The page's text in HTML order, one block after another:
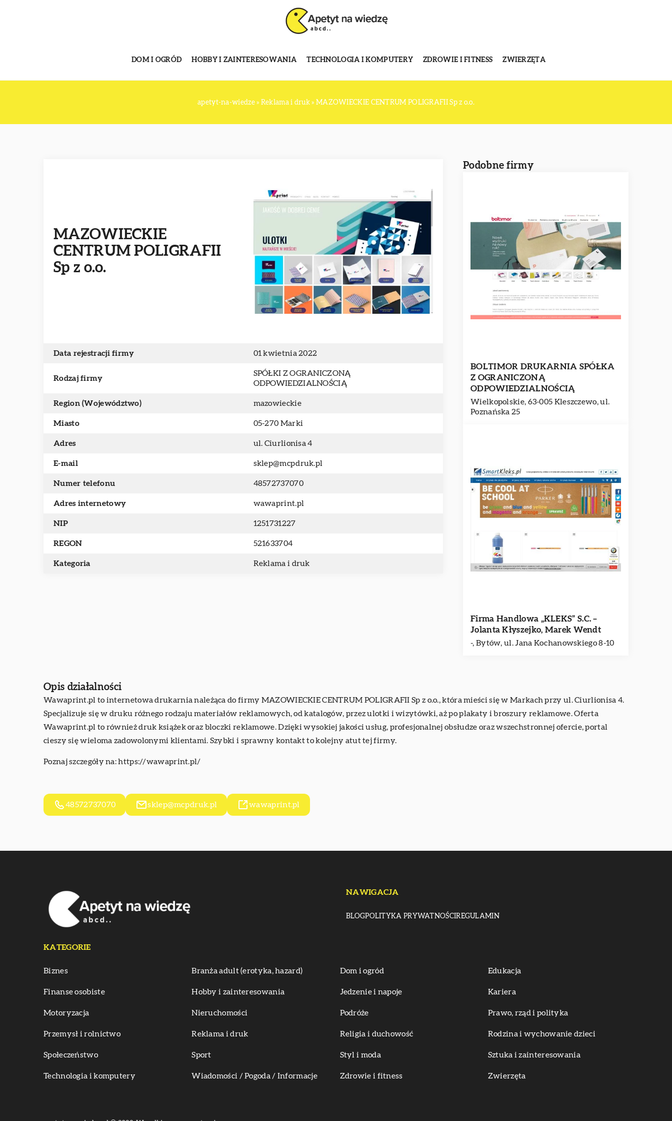
DOM I OGRÓD HOBBY I ZAINTERESOWANIA TECHNOLOGIA I KOMPUTERY ZDROWIE I FITNESS ZWIERZĘTA
apetyt-na-wiedze» Reklama i druk » MAZOWIECKIE CENTRUM POLIGRAFII Sp z o.o.
MAZOWIECKIE
CENTRUM POLIGRAFII
Sp z o.o.
Data rejestracji firmy 01 kwietnia 2022
Rodzaj firmy
SPÓŁKI Z OGRANICZONĄ
ODPOWIEDZIALNOŚCIĄ
Region (Województwo) mazowieckie
Miasto 05-270 Marki
Adres ul. Ciurlionisa 4
E-mail sklep@mcpdruk.pl
Numer telefonu 48572737070
Adres internetowy wawaprint.pl
NIP 1251731227
REGON 521633704
Kategoria Reklama i druk
Podobne firmy
BOLTIMOR DRUKARNIA SPÓŁKA
Z OGRANICZONĄ
ODPOWIEDZIALNOŚCIĄ
Wielkopolskie, 63-005 Kleszczewo, ul.
Poznańska 25
Firma Handlowa „KLEKS” S.C. –
Jolanta Kłyszejko, Marek Wendt
-, Bytów, ul. Jana Kochanowskiego 8-10
Opis działalności
Wawaprint.pl to internetowa drukarnia należąca do firmy MAZOWIECKIE CENTRUM POLIGRAFII Sp z o.o., która mieści się w Markach przy ul. Ciurlionisa 4.
Specjalizuje się w druku różnego rodzaju materiałów reklamowych, od katalogów, przez ulotki i wizytówki, aż po plakaty i broszury reklamowe. Oferta
Wawaprint.pl to również druk książek oraz bloczki reklamowe. Dzięki wysokiej jakości usług, profesjonalnej obsłudze oraz wszechstronnej ofercie, portal
cieszy się wieloma zadowolonymi klientami. Szybki i sprawny kontakt to kolejny atut tej firmy.
Poznaj szczegóły na:https://wawaprint.pl/
48572737070 sklep@mcpdruk.pl wawaprint.pl
NAWIGACJA
BLOGPOLITYKA PRYWATNOŚCIREGULAMIN
KATEGORIE
Biznes Branża adult (erotyka, hazard) Dom i ogród Edukacja
Finanse osobiste Hobby i zainteresowania Jedzenie i napoje Kariera
Motoryzacja Nieruchomości Podróże Prawo, rząd i polityka
Przemysł i rolnictwo Reklama i druk Religia i duchowość Rodzina i wychowanie dzieci
Społeczeństwo Sport Styl i moda Sztuka i zainteresowania
Technologia i komputery Wiadomości / Pogoda / Informacje Zdrowie i fitness Zwierzęta